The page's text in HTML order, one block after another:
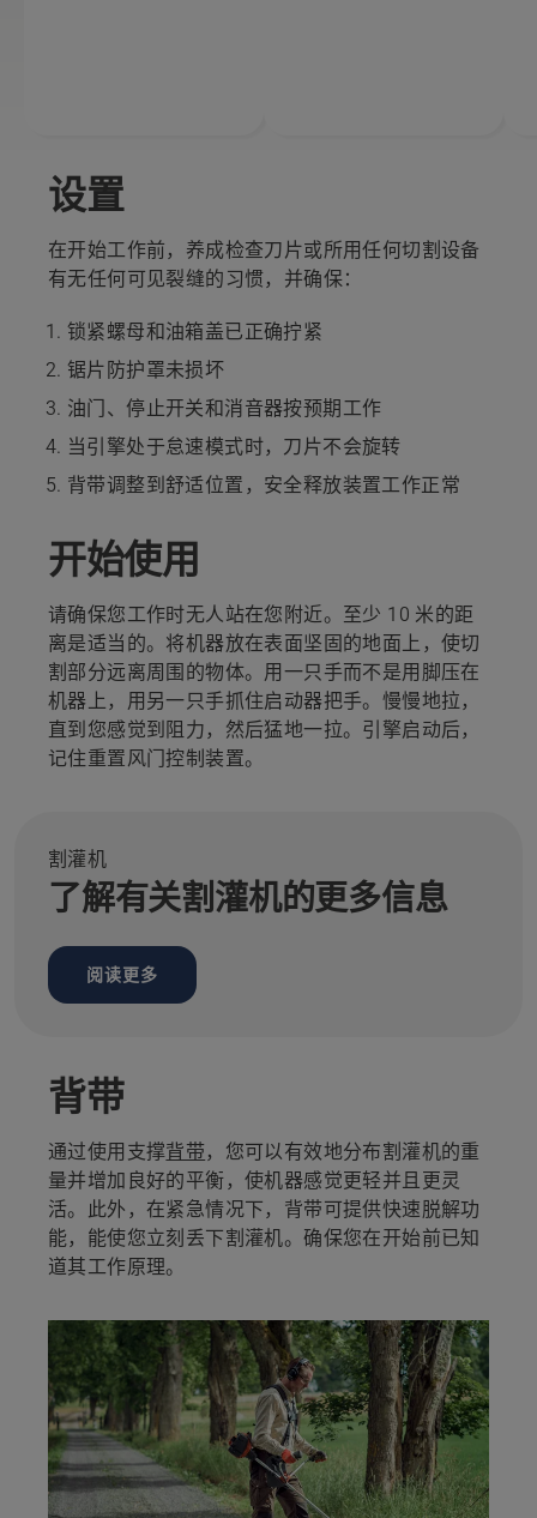
设置
在开始工作前，养成检查刀片或所用任何切割设备
有无任何可见裂缝的习惯，并确保：
锁紧螺母和油箱盖已正确拧紧
锯片防护罩未损坏
油门、停止开关和消音器按预期工作
当引擎处于怠速模式时，刀片不会旋转
背带调整到舒适位置，安全释放装置工作正常
开始使用
请确保您工作时无人站在您附近。至少 10 米的距
离是适当的。将机器放在表面坚固的地面上，使切
割部分远离周围的物体。用一只手而不是用脚压在
机器上，用另一只手抓住启动器把手。慢慢地拉，
直到您感觉到阻力，然后猛地一拉。引擎启动后，
记住重置风门控制装置。
割灌机
了解有关割灌机的更多信息
阅读更多
背带
通过使用支撑背带 ，您可以有效地分布割灌机的重
量并增加良好的平衡，使机器感觉更轻并且更灵
活。此外，在紧急情况下，背带可提供快速脱解功
能，能使您立刻丢下割灌机。确保您在开始前已知
道其工作原理。